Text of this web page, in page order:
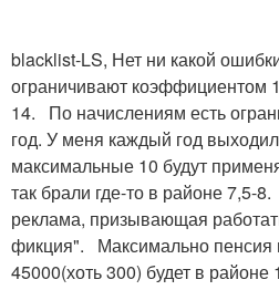
blacklist-LS, Нет ни какой
ограничивают
14. По начислениям есть
год. У меня каждый год
максимальные 10 будут
так брали где-то в районе 7,5-
реклама, призывающая
фикция". Максимально
45000(хоть 300) будет в районе